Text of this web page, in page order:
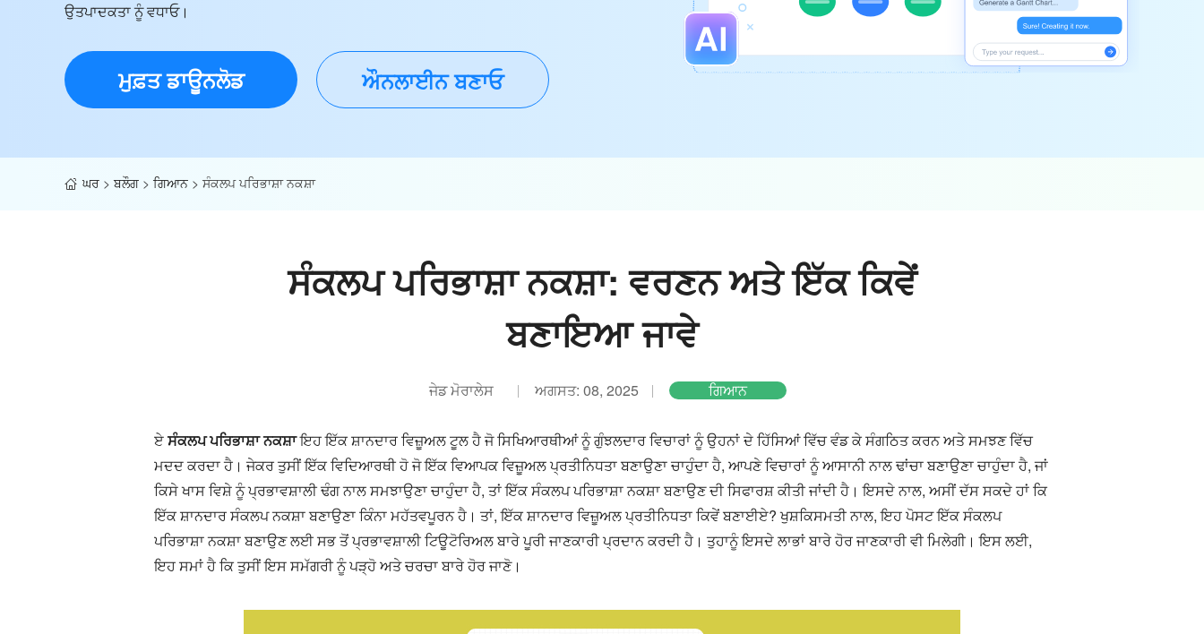
ਉਤਪਾਦਕਤਾ ਨੂੰ ਵਧਾਓ।
ਮੁਫ਼ਤ ਡਾਊਨਲੋਡ ਔਨਲਾਈਨ ਬਣਾਓ
ਘਰ >ਬਲੌਗ > ਗਿਆਨ > ਸੰਕਲਪ ਪਰਿਭਾਸ਼ਾ ਨਕਸ਼ਾ
ਸੰਕਲਪ ਪਰਿਭਾਸ਼ਾ ਨਕਸ਼ਾ: ਵਰਣਨ ਅਤੇ ਇੱਕ ਕਿਵੇਂ
ਬਣਾਇਆ ਜਾਵੇ
ਜੇਡ ਮੋਰਾਲੇਸ ਅਗਸਤ: 08, 2025 ਗਿਆਨ
ਏਸੰਕਲਪ ਪਰਿਭਾਸ਼ਾ ਨਕਸ਼ਾਇਹ ਇੱਕ ਸ਼ਾਨਦਾਰ ਵਿਜ਼ੂਅਲ ਟੂਲ ਹੈ ਜੋ ਸਿਖਿਆਰਥੀਆਂ ਨੂੰ ਗੁੰਝਲਦਾਰ ਵਿਚਾਰਾਂ ਨੂੰ ਉਹਨਾਂ ਦੇ ਹਿੱਸਿਆਂ ਵਿੱਚ ਵੰਡ ਕੇ ਸੰਗਠਿਤ ਕਰਨ ਅਤੇ ਸਮਝਣ ਵਿੱਚ
ਮਦਦ ਕਰਦਾ ਹੈ। ਜੇਕਰ ਤੁਸੀਂ ਇੱਕ ਵਿਦਿਆਰਥੀ ਹੋ ਜੋ ਇੱਕ ਵਿਆਪਕ ਵਿਜ਼ੂਅਲ ਪ੍ਰਤੀਨਿਧਤਾ ਬਣਾਉਣਾ ਚਾਹੁੰਦਾ ਹੈ, ਆਪਣੇ ਵਿਚਾਰਾਂ ਨੂੰ ਆਸਾਨੀ ਨਾਲ ਢਾਂਚਾ ਬਣਾਉਣਾ ਚਾਹੁੰਦਾ ਹੈ, ਜਾਂ
ਕਿਸੇ ਖਾਸ ਵਿਸ਼ੇ ਨੂੰ ਪ੍ਰਭਾਵਸ਼ਾਲੀ ਢੰਗ ਨਾਲ ਸਮਝਾਉਣਾ ਚਾਹੁੰਦਾ ਹੈ, ਤਾਂ ਇੱਕ ਸੰਕਲਪ ਪਰਿਭਾਸ਼ਾ ਨਕਸ਼ਾ ਬਣਾਉਣ ਦੀ ਸਿਫਾਰਸ਼ ਕੀਤੀ ਜਾਂਦੀ ਹੈ। ਇਸਦੇ ਨਾਲ, ਅਸੀਂ ਦੱਸ ਸਕਦੇ ਹਾਂ ਕਿ
ਇੱਕ ਸ਼ਾਨਦਾਰ ਸੰਕਲਪ ਨਕਸ਼ਾ ਬਣਾਉਣਾ ਕਿੰਨਾ ਮਹੱਤਵਪੂਰਨ ਹੈ। ਤਾਂ, ਇੱਕ ਸ਼ਾਨਦਾਰ ਵਿਜ਼ੂਅਲ ਪ੍ਰਤੀਨਿਧਤਾ ਕਿਵੇਂ ਬਣਾਈਏ? ਖੁਸ਼ਕਿਸਮਤੀ ਨਾਲ, ਇਹ ਪੋਸਟ ਇੱਕ ਸੰਕਲਪ
ਪਰਿਭਾਸ਼ਾ ਨਕਸ਼ਾ ਬਣਾਉਣ ਲਈ ਸਭ ਤੋਂ ਪ੍ਰਭਾਵਸ਼ਾਲੀ ਟਿਊਟੋਰਿਅਲ ਬਾਰੇ ਪੂਰੀ ਜਾਣਕਾਰੀ ਪ੍ਰਦਾਨ ਕਰਦੀ ਹੈ। ਤੁਹਾਨੂੰ ਇਸਦੇ ਲਾਭਾਂ ਬਾਰੇ ਹੋਰ ਜਾਣਕਾਰੀ ਵੀ ਮਿਲੇਗੀ। ਇਸ ਲਈ,
ਇਹ ਸਮਾਂ ਹੈ ਕਿ ਤੁਸੀਂ ਇਸ ਸਮੱਗਰੀ ਨੂੰ ਪੜ੍ਹੋ ਅਤੇ ਚਰਚਾ ਬਾਰੇ ਹੋਰ ਜਾਣੋ।